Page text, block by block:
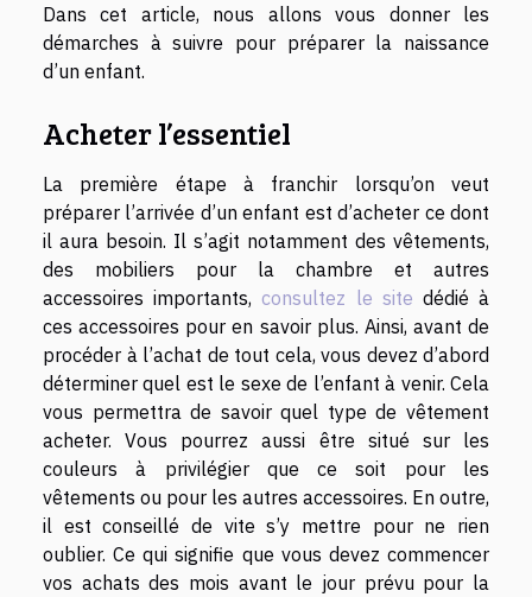
Dans cet article, nous allons vous donner les
démarches à suivre pour préparer la naissance
d’un enfant.
Acheter l’essentiel
La première étape à franchir lorsqu’on veut
préparer l’arrivée d’un enfant est d’acheter ce dont
il aura besoin. Il s’agit notamment des vêtements,
des mobiliers pour la chambre et autres
accessoires importants,consultez le site dédié à
ces accessoires pour en savoir plus. Ainsi, avant de
procéder à l’achat de tout cela, vous devez d’abord
déterminer quel est le sexe de l’enfant à venir. Cela
vous permettra de savoir quel type de vêtement
acheter. Vous pourrez aussi être situé sur les
couleurs à privilégier que ce soit pour les
vêtements ou pour les autres accessoires. En outre,
il est conseillé de vite s’y mettre pour ne rien
oublier. Ce qui signifie que vous devez commencer
vos achats des mois avant le jour prévu pour la